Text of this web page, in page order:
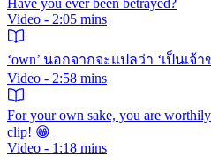
Video - 2:05 mins
‘own’ นอกจากจะแปลว่า ‘เป็นเจ้
Video - 2:58 mins
For your own sake, you are
clip! 😁
Video - 1:18 mins